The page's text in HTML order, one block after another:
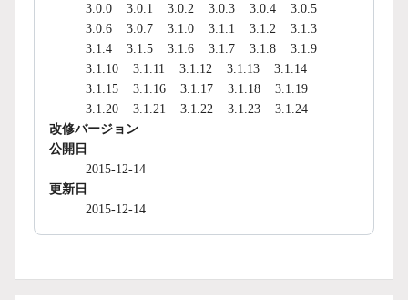
3.0.0
3.0.1 3.0.2 3.0.3 3.0.4
3.0.5
3.0.6
3.0.7 3.1.0 3.1.1 3.1.2
3.1.3
3.1.4
3.1.5 3.1.6 3.1.7 3.1.8
3.1.9
3.1.10
3.1.11 3.1.12 3.1.13
3.1.14
3.1.15
3.1.16 3.1.17 3.1.18
3.1.19
3.1.20
3.1.21 3.1.22 3.1.23
3.1.24
改修バージョン
公開日
2015-12-14
更新日
2015-12-14